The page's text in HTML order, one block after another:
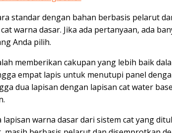
standar dengan bahan berbasis pelarut
warna dasar. Jika ada pertanyaan, ada
Anda pilih.
memberikan cakupan yang lebih baik
empat lapis untuk menutupi panel
dua lapisan dengan lapisan cat water
warna dasar dari sistem cat yang